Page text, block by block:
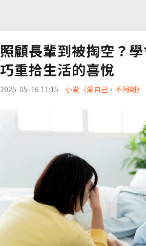
照顧長輩到被掏空？
巧重拾生活的喜悅
2025-05-16 11:15 小愛（愛自己，不阿雜）